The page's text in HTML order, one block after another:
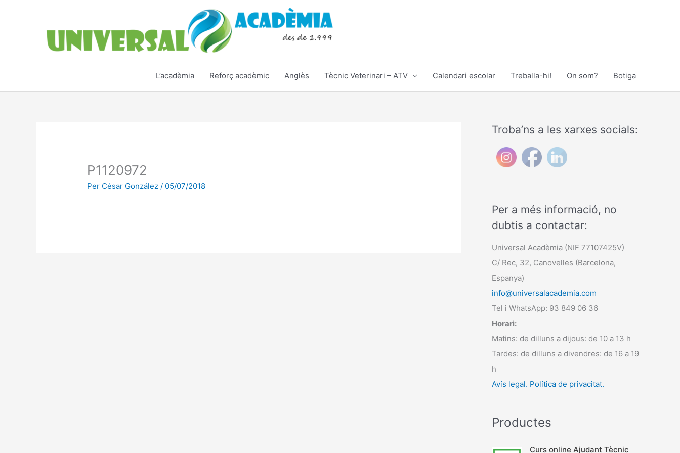
L’acadèmia Reforç acadèmic Anglès Tècnic Veterinari – ATV Calendari escolar Treballa-hi! On som? Botiga
P1120972
Per César González/ 05/07/2018
Troba’ns a les xarxes socials:
Per a més informació, no
dubtis a contactar:
Universal Acadèmia (NIF 77107425V)
C/ Rec, 32, Canovelles (Barcelona,
Espanya)
info@universalacademia.com
Tel i WhatsApp: 93 849 06 36
Horari:
Matins: de dilluns a dijous: de 10 a 13 h
Tardes: de dilluns a divendres: de 16 a 19
h
Avís legal. Política de privacitat.
Productes
Curs online Ajudant Tècnic